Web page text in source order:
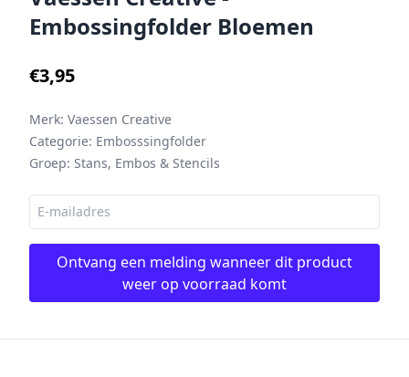
Embossingfolder Bloemen
€3,95
Merk: Vaessen Creative
Categorie: Embosssingfolder
Groep: Stans, Embos & Stencils
Ontvang een melding wanneer dit product
weer op voorraad komt